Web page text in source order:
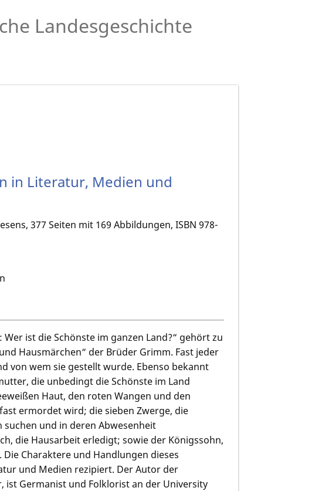
Landesgeschichte
in Literatur, Medien und
377 Seiten mit 169 Abbildungen, ISBN 978-
ist die Schönste im ganzen Land?“ gehört zu
Hausmärchen“ der Brüder Grimm. Fast jeder
von wem sie gestellt wurde. Ebenso bekannt
die unbedingt die Schönste im Land
Haut, den roten Wangen und den
ermordet wird; die sieben Zwerge, die
und in deren Abwesenheit
die Hausarbeit erledigt; sowie der Königssohn,
Charaktere und Handlungen dieses
und Medien rezipiert. Der Autor der
Germanist und Folklorist an der University